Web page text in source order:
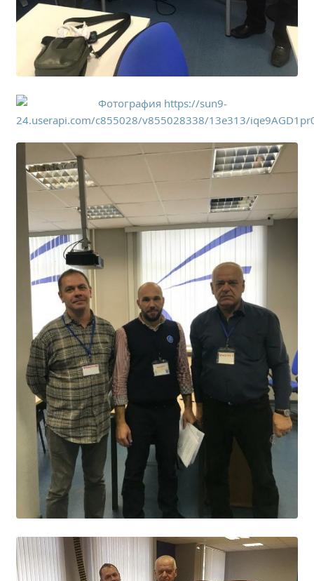
Международное сотрудничество
Организация питания в образовательной
организации
Расписание занятий
Заочное отделение
Локальные акты
ВОСПИТАТЕЛЬНАЯ РАБОТА
Безопасность на железной дороге
ГТО
Дополнительное образование
Информационная безопасность
Информация для детей-сирот
Памятные даты военной истории
Пожарная безопасность
Программа воспитания
Противодействие терроризму
Профилактическая работа
Работа педагога-психолога
Студенческий совет
Студенческий спортивный клуб
МЕТОДИЧЕСКАЯ РАБОТА
В помощь педагогам и мастерам ПО
ПРОЧЕЕ
История нашего техникума